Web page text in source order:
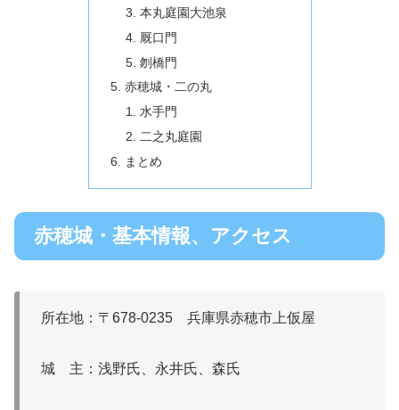
本丸庭園大池泉
厩口門
刎橋門
赤穂城・二の丸
水手門
二之丸庭園
まとめ
赤穂城・基本情報、アクセス
所在地：〒678-0235 兵庫県赤穂市上仮屋
城 主：浅野氏、永井氏、森氏